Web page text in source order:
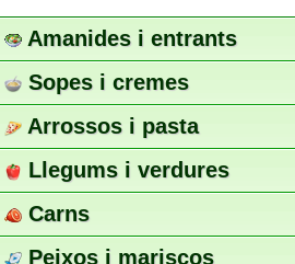
Amanides i entrants
Sopes i cremes
Arrossos i pasta
Llegums i verdures
Carns
Peixos i mariscos